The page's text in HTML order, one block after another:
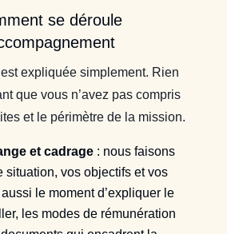
se déroule
expliquée simplement. Rien
que vous n’avez pas compris
et le périmètre de la mission.
et cadrage : nous faisons
situation, vos objectifs et vos
le moment d’expliquer le
les modes de rémunération